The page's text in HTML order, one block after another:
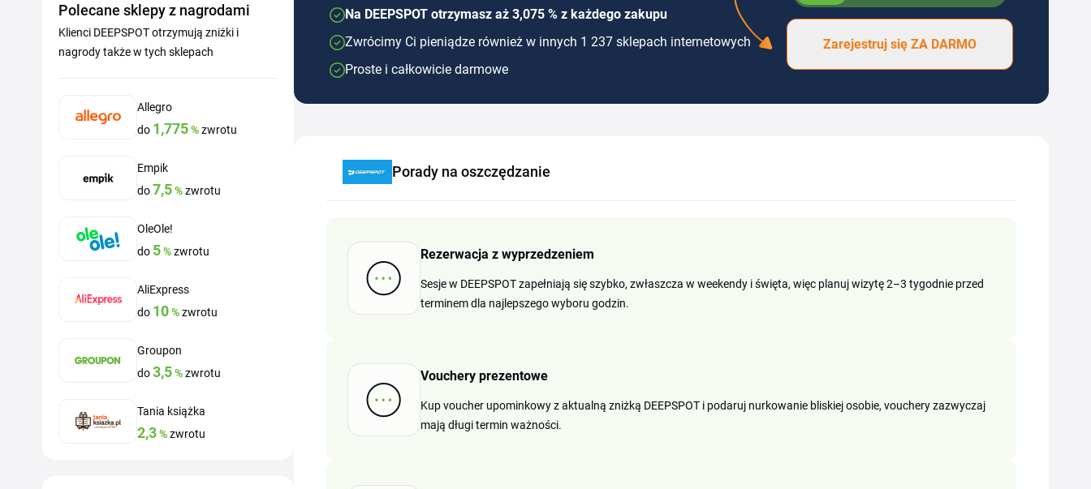
Polecane sklepy z nagrodami
Klienci DEEPSPOT otrzymują zniżki i
nagrody także w tych sklepach
Allegro
do 1,775%zwrotu
Empik
do7,5%zwrotu
OleOle!
do 5%zwrotu
AliExpress
do 10%zwrotu
Groupon
do3,5%zwrotu
Tania książka
2,3%zwrotu
Na DEEPSPOT otrzymasz aż 3,075 % z każdego zakupu
Zwrócimy Ci pieniądze również w innych 1 237 sklepach internetowych
Proste i całkowicie darmowe
Zarejestruj się ZA DARMO
Porady na oszczędzanie
Rezerwacja z wyprzedzeniem
Sesje w DEEPSPOT zapełniają się szybko, zwłaszcza w weekendy i święta, więc planuj wizytę 2–3 tygodnie przed
terminem dla najlepszego wyboru godzin.
Vouchery prezentowe
Kup voucher upominkowy z aktualną zniżką DEEPSPOT i podaruj nurkowanie bliskiej osobie, vouchery zazwyczaj
mają długi termin ważności.